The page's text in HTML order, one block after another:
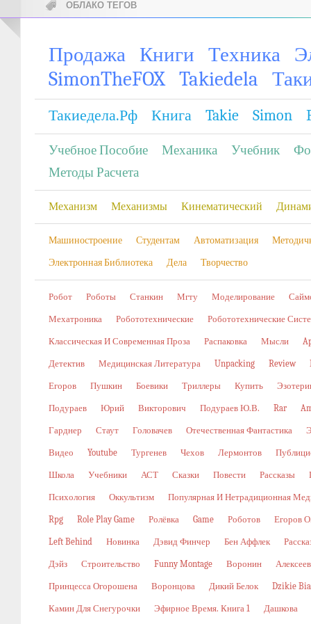
ОБЛАКО ТЕГОВ
Продажа Книги Техника
SimonTheFOX
Takiedela
Такиедела.рф Книга Takie Simon
Учебное Пособие Механика Учебник
Методы Расчета
Механизм Механизмы Кинематический
Машиностроение Студентам Автоматизация
Электронная Библиотека
Дела Творчество
Робот Роботы Станкин Мгту Моделирование
Мехатроника Робототехнические Робототехнические
Классическая И Современная Проза Распаковка Мысли
Детектив Медицинская Литература Unpacking Review
Егоров Пушкин Боевики Триллеры Купить
Подураев Юрий Викторович Подураев Ю.В. Rar
Гарднер Стаут Головачев Отечественная Фантастика
Видео Youtube Тургенев Чехов Лермонтов
Школа Учебники АСТ Сказки Повести Рассказы
Психология Оккультизм Популярная И Нетрадиционная
Rpg Role Play Game Ролёвка Game Роботов Егоров
Left Behind Новинка Дэвид Финчер Бен Аффлек
Дэйз Строительство Funny Montage Воронин Алексеев
Принцесса Огорошена Воронцова Дикий Белок Dzikie
Камин Для Снегурочки Эфирное Время. Книга 1 Дашкова